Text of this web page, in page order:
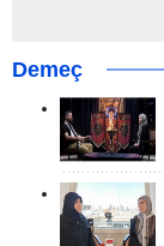
Demeç